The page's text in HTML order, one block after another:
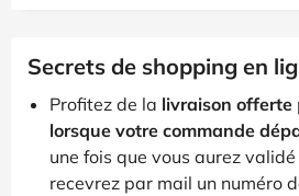
Secrets de shopping en
Profitez de la livraison offerte
lorsque votre commande
une fois que vous aurez
recevrez par mail un numéro